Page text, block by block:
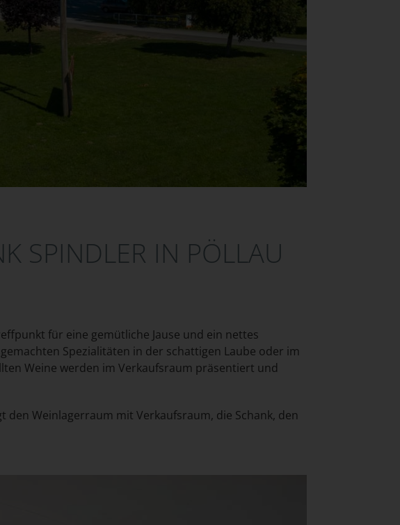
SPINDLER IN PÖLLAU
für eine gemütliche Jause und ein nettes
Spezialitäten in der schattigen Laube oder im
Weine werden im Verkaufsraum präsentiert und
Weinlagerraum mit Verkaufsraum, die Schank, den